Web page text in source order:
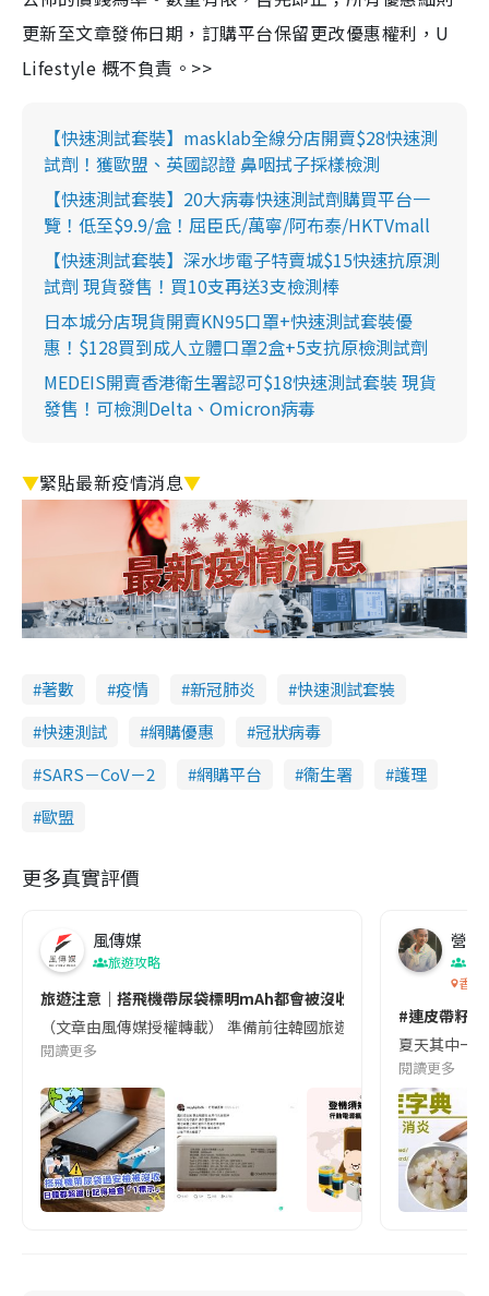
更新至文章發佈日期，訂購平台保留更改優惠權利，U
Lifestyle 概不負責。>>
【快速測試套裝】masklab全線分店開賣$28快速測
試劑！獲歐盟、英國認證 鼻咽拭子採樣檢測
【快速測試套裝】20大病毒快速測試劑購買平台一
覽！低至$9.9/盒！屈臣氏/萬寧/阿布泰/HKTVmall
【快速測試套裝】深水埗電子特賣城$15快速抗原測
試劑 現貨發售！買10支再送3支檢測棒
日本城分店現貨開賣KN95口罩+快速測試套裝優
惠！$128買到成人立體口罩2盒+5支抗原檢測試劑
MEDEIS開賣香港衛生署認可$18快速測試套裝 現貨
發售！可檢測Delta、Omicron病毒
▼緊貼最新疫情消息▼
著數 疫情 新冠肺炎
快速測試套裝
快速測試
網購優惠
冠狀病毒
SARS－CoV－2
網購平台 衞生署
護理
歐盟
更多真實評價
風傳媒
旅遊攻略
旅遊注意｜搭飛機帶尿袋標明mAh都會被沒收😱出發前切記檢查
（文章由風傳媒授權轉載） 準備前往韓國旅遊的民眾，近期要
閱讀更多
營養
香港
#連皮帶籽
夏天其中一
閱讀更多